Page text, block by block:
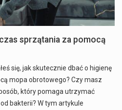
sprzątania za pomocą
się, jak skutecznie dbać o higienę
mopa obrotowego? Czy masz
który pomaga utrzymać
bakterii? W tym artykule